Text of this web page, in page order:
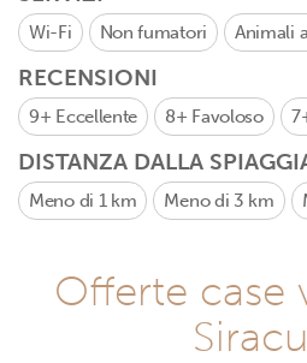
Wi-Fi Non fumatori Animali
RECENSIONI
9+ Eccellente 8+ Favoloso
DISTANZA DALLA
Meno di 1 km Meno di 3 km
Offerte case